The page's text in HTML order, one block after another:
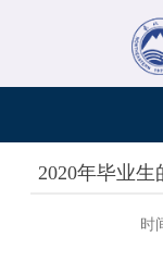
2020年毕业
时